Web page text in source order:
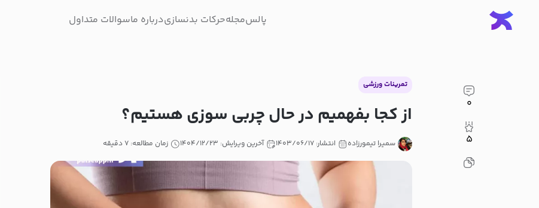
پالسمجلهحرکات بدنسازیدرباره ماسوالات متداول
۰
۵
تمرینات ورزشی
از کجا بفهمیم در حال چربی سوزی هستیم؟
سمیرا تیمورزاده انتشار: ۱۴۰۳/۰۶/۱۷ آخرین ویرایش: ۱۴۰۴/۱۲/۲۳ زمان مطالعه: ۷ دقیقه